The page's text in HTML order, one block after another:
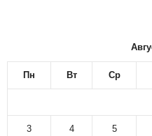
Пн Вт Ср
3 4 5